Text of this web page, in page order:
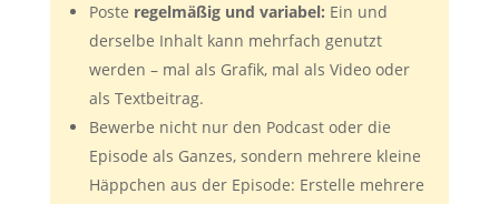
Poste regelmäßig und variabel: Ein und
derselbe Inhalt kann mehrfach genutzt
werden – mal als Grafik, mal als Video oder
als Textbeitrag.
Bewerbe nicht nur den Podcast oder die
Episode als Ganzes, sondern mehrere kleine
Häppchen aus der Episode: Erstelle mehrere